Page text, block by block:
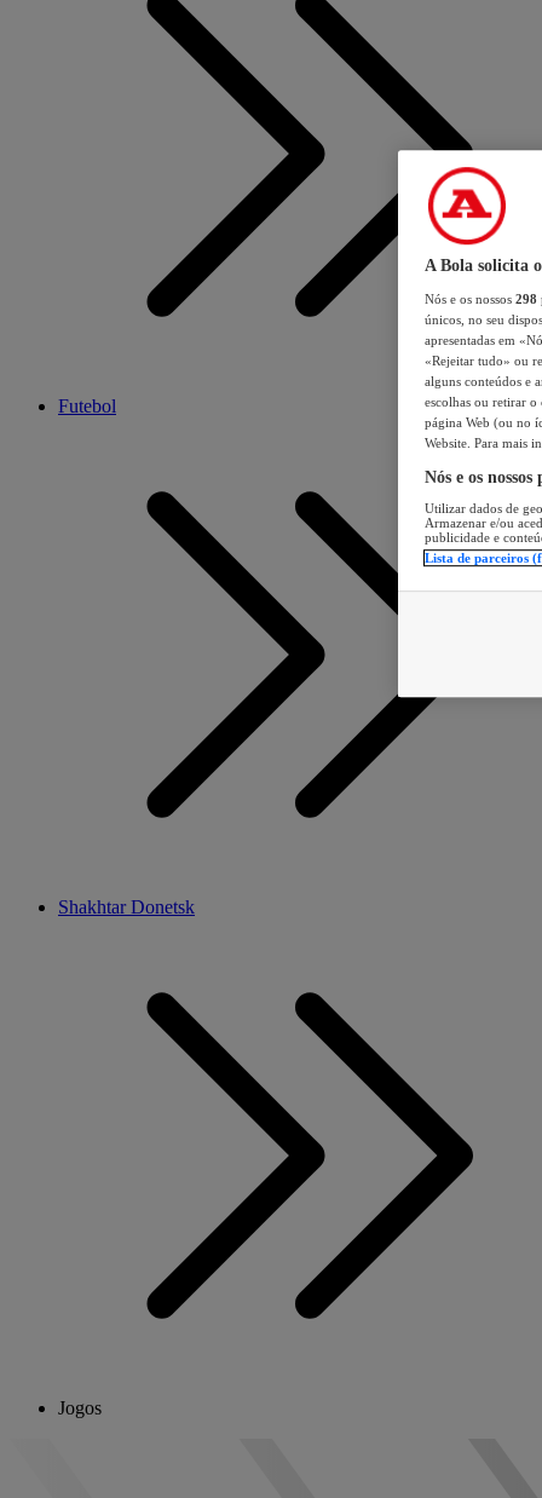
Futebol
Shakhtar Donetsk
Jogos
A Bola solicita
Nós e os nossos 298
únicos, no seu
apresentadas em
«Rejeitar tudo» ou
alguns conteúdos e
escolhas ou retirar
página Web (ou no
Website. Para mais
Nós e os
Utilizar dados de
Armazenar e/ou
publicidade e
Lista de parceiros